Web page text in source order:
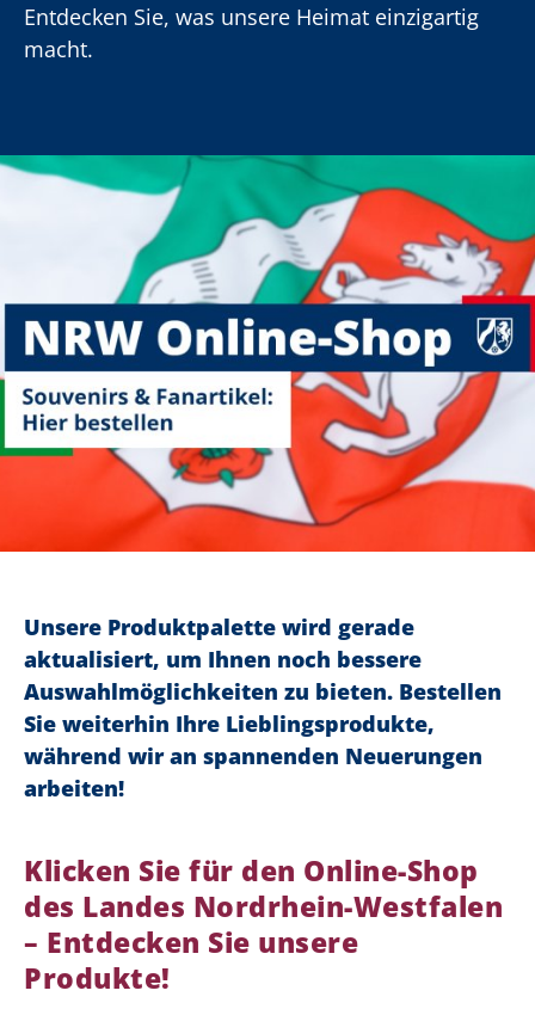
Entdecken Sie, was unsere Heimat einzigartig
macht.
Unsere Produktpalette wird gerade
aktualisiert, um Ihnen noch bessere
Auswahlmöglichkeiten zu bieten. Bestellen
Sie weiterhin Ihre Lieblingsprodukte,
während wir an spannenden Neuerungen
arbeiten!
Klicken Sie für den Online-Shop
des Landes Nordrhein-Westfalen
– Entdecken Sie unsere
Produkte!